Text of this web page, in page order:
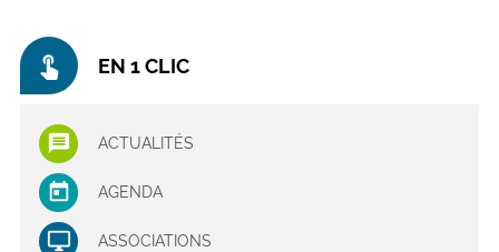
touch_app EN 1 CLIC
ACTUALITÉS
AGENDA
ASSOCIATIONS